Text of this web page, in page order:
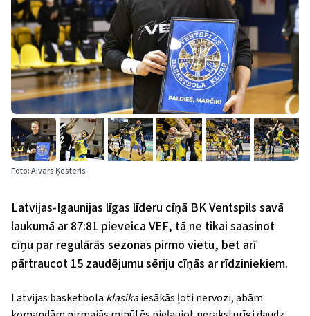
Foto: Aivars Ķesteris
Latvijas-Igaunijas līgas līderu cīņā BK Ventspils savā
laukumā ar 87:81 pieveica VEF, tā ne tikai saasinot
cīņu par regulārās sezonas pirmo vietu, bet arī
pārtraucot 15 zaudējumu sēriju cīņās ar rīdziniekiem.
Latvijas basketbola klasikaiesākās ļoti nervozi, abām